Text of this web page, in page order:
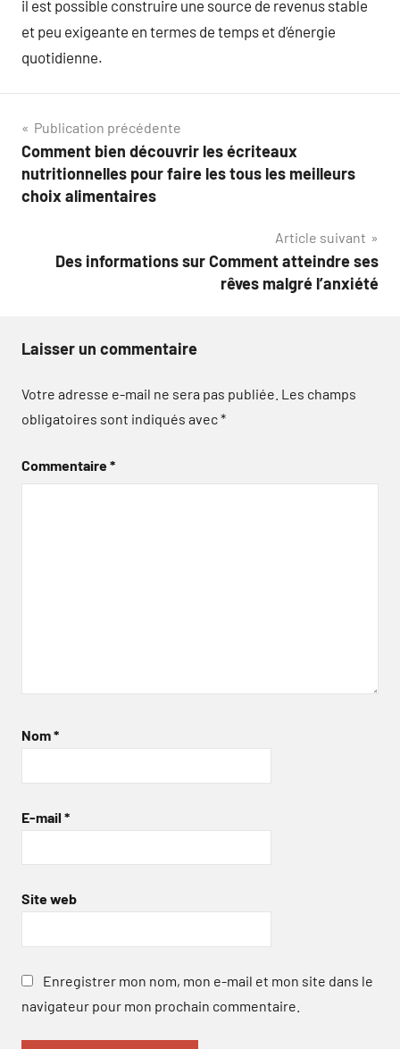
il est possible construire une source de revenus stable
et peu exigeante en termes de temps et d’énergie
quotidienne.
Navigation
de
l’article
Publication précédente
Comment bien découvrir les écriteaux
nutritionnelles pour faire les tous les meilleurs
choix alimentaires
Article suivant
Des informations sur Comment atteindre ses
rêves malgré l’anxiété
Laisser un commentaire
Votre adresse e-mail ne sera pas publiée. Les champs
obligatoires sont indiqués avec*
Commentaire*
Nom*
E-mail *
Site web
Enregistrer mon nom, mon e-mail et mon site dans le
navigateur pour mon prochain commentaire.